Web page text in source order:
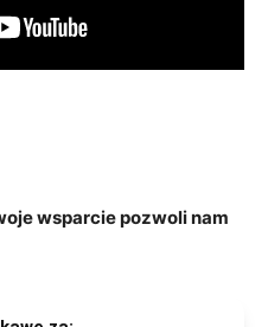
wsparcie pozwoli nam